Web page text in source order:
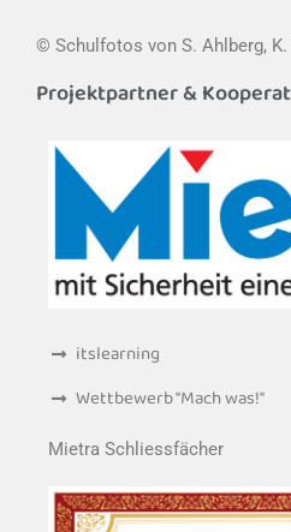
© Schulfotos von S. Ahlberg,
Projektpartner &
itslearning
Wettbewerb "Mach was!"
Mietra Schliessfächer